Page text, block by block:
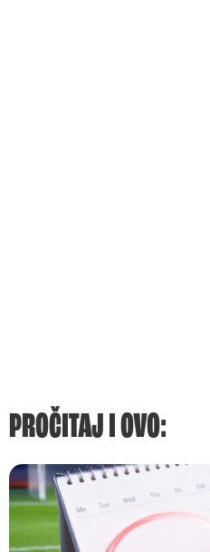
PROČITAJ I OVO: